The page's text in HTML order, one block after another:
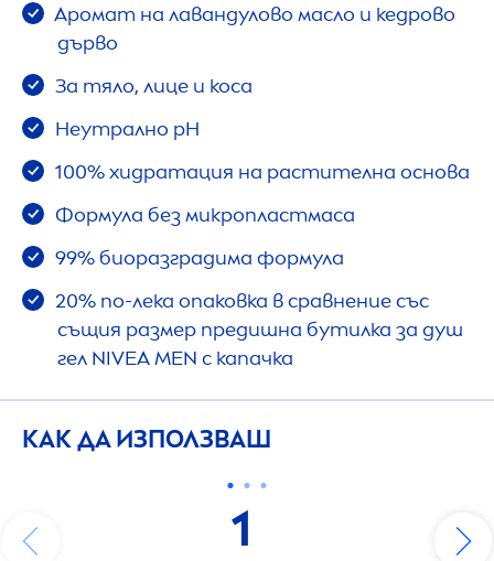
Аромат на лавандулово масло и кедрово
дърво
За тяло, лице и коса
Неутрално pH
100% хидратация на растителна основа
Формула без микропластмаса
99% биоразградима формула
20% по-лека опаковка в сравнение със
същия размер предишна бутилка за душ
гел NIVEAMEN с капачка
КАК ДА ИЗПОЛЗВАШ
1